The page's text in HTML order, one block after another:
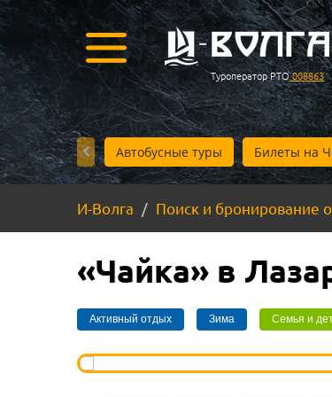
Туроператор РТО008863
Автобусные туры Билеты на
И-Волга Поиск и бронирование
«Чайка» в
Активный отдых Зима Семья и